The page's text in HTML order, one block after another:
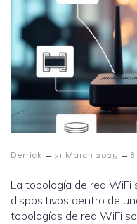
Derrick – 31 March 2025 –
La topología de red WiFi
dispositivos dentro de
topologías de red WiFi